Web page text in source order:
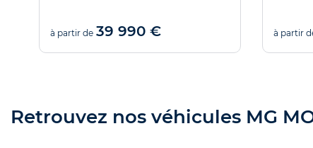
à partir de 39 990 € à partir
Retrouvez nos véhicules MG